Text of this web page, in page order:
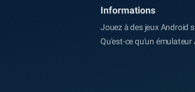
Informations
Jouez à des jeux Android
Qu'est-ce qu'un émulateur